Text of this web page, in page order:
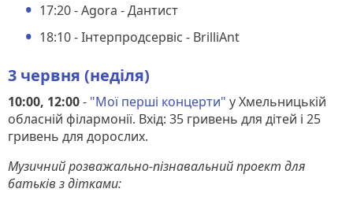
17:20 - Agora - Дантист
18:10 - Інтерпродсервіс - BrilliAnt
3 червня (неділя)
10:00, 12:00- "Мої перші концерти" у Хмельницькій
обласній філармонії. Вхід: 35 гривень для дітей і 25
гривень для дорослих.
Музичний розважально-пізнавальний проект для
батьків з дітками: